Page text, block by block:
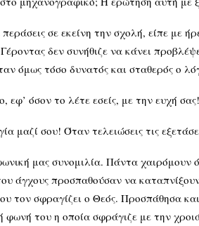
σε εκείνη την σχολή, είπε με
δεν συνήθιζε να κάνει
όμως τόσο δυνατός και σταθερός ο
εφ’ όσον το λέτε εσείς, με την ευχή
μαζί σου! Όταν τελειώσεις τις
μας συνομιλία. Πάντα
άγχους προσπαθούσαν να
τον σφραγίζει ο Θεός. Προσπάθησα
φωνή του η οποία σφράγιζε με την